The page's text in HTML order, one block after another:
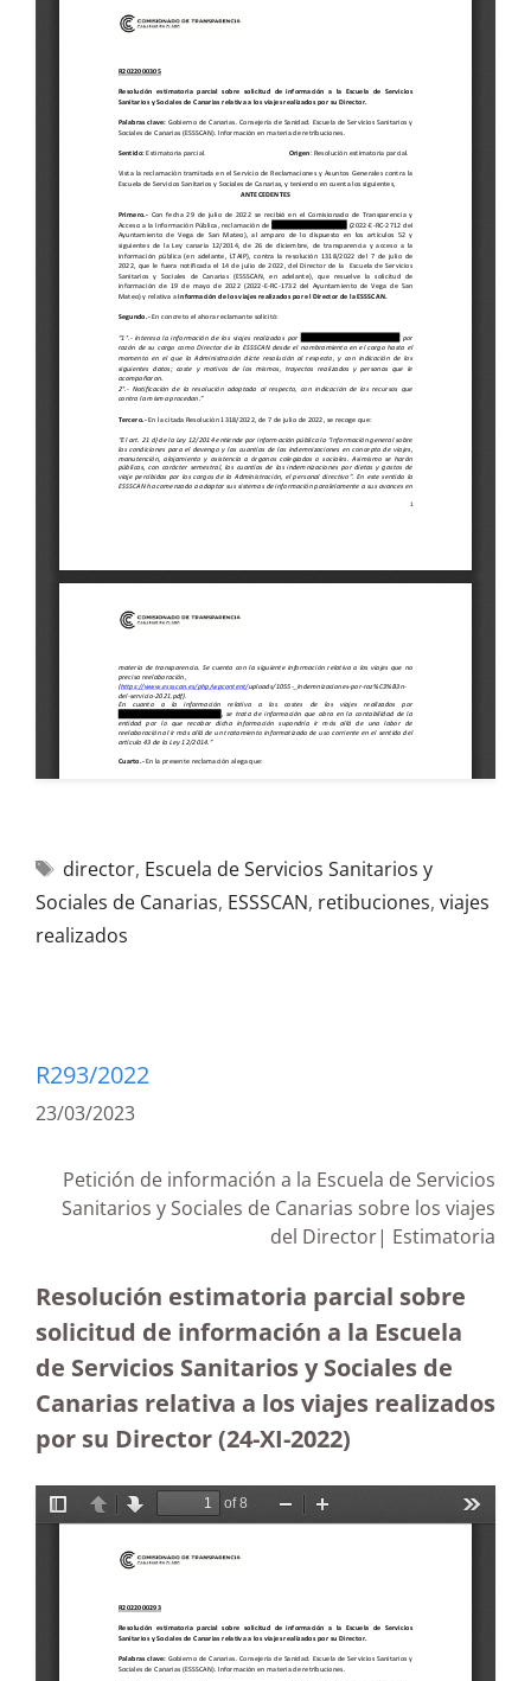
director, Escuela de Servicios Sanitarios y
Sociales de Canarias, ESSSCAN, retibuciones, viajes
realizados
R293/2022
23/03/2023
Petición de información a la Escuela de Servicios
Sanitarios y Sociales de Canarias sobre los viajes
del Director| Estimatoria
Resolución estimatoria parcial sobre
solicitud de información a la Escuela
de Servicios Sanitarios y Sociales de
Canarias relativa a los viajes realizados
por su Director (24-XI-2022)